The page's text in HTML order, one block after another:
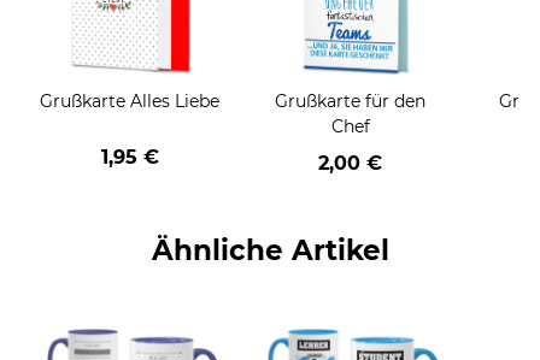
Grußkarte Alles Liebe
1,95 €
Grußkarte für den
Chef
2,00 €
Ähnliche Artikel